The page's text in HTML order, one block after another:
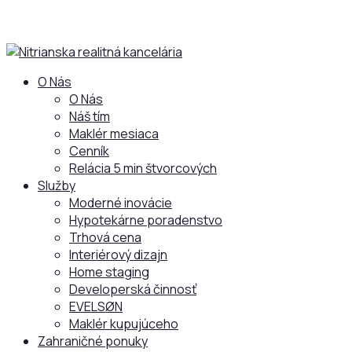
O Nás
O Nás
Náš tím
Maklér mesiaca
Cenník
Relácia 5 min štvorcových
Služby
Moderné inovácie
Hypotekárne poradenstvo
Trhová cena
Interiérový dizajn
Home staging
Developerská činnosť
EVELSØN
Maklér kupujúceho
Zahraničné ponuky